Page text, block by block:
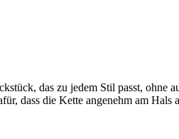
das zu jedem Stil passt, ohne
dass die Kette angenehm am Hals